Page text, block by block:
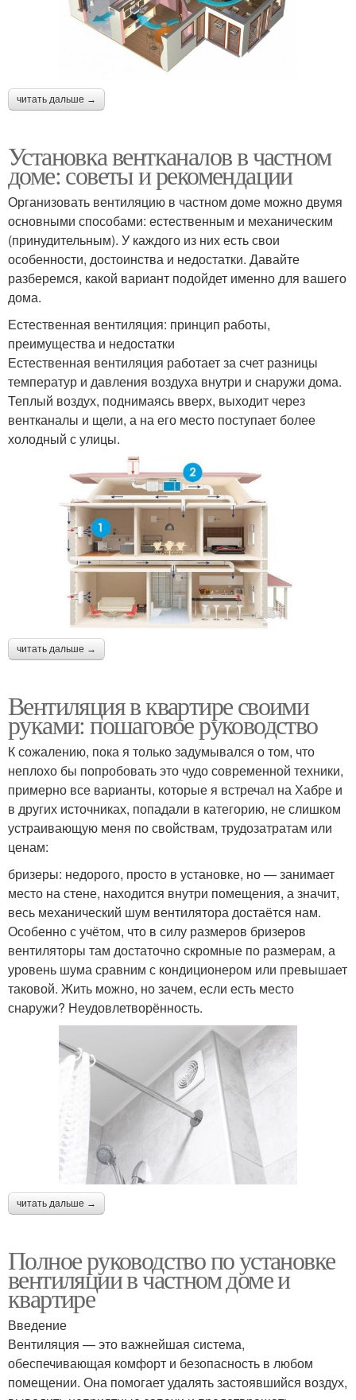
читать дальше →
Установка вентканалов в частном
доме: советы и рекомендации
Организовать вентиляцию в частном доме можно двумя
основными способами: естественным и механическим
(принудительным). У каждого из них есть свои
особенности, достоинства и недостатки. Давайте
разберемся, какой вариант подойдет именно для вашего
дома.
Естественная вентиляция: принцип работы,
преимущества и недостатки
Естественная вентиляция работает за счет разницы
температур и давления воздуха внутри и снаружи дома.
Теплый воздух, поднимаясь вверх, выходит через
вентканалы и щели, а на его место поступает более
холодный с улицы.
читать дальше →
Вентиляция в квартире своими
руками: пошаговое руководство
К сожалению, пока я только задумывался о том, что
неплохо бы попробовать это чудо современной техники,
примерно все варианты, которые я встречал на Хабре и
в других источниках, попадали в категорию, не слишком
устраивающую меня по свойствам, трудозатратам или
ценам:
бризеры: недорого, просто в установке, но — занимает
место на стене, находится внутри помещения, а значит,
весь механический шум вентилятора достаётся нам.
Особенно с учётом, что в силу размеров бризеров
вентиляторы там достаточно скромные по размерам, а
уровень шума сравним с кондиционером или превышает
таковой. Жить можно, но зачем, если есть место
снаружи? Неудовлетворённость.
читать дальше →
Полное руководство по установке
вентиляции в частном доме и
квартире
Введение
Вентиляция — это важнейшая система,
обеспечивающая комфорт и безопасность в любом
помещении. Она помогает удалять застоявшийся воздух,